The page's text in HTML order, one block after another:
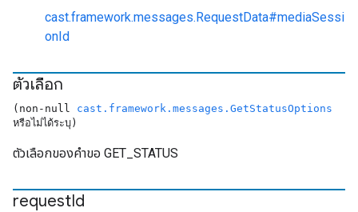
cast.framework.messages.RequestData#mediaSessi
onId
ตัวเลือก
(non-null cast.framework.messages.GetStatusOptions
หรือไม่ได้ระบุ)
ตัวเลือกของคำขอ GET_STATUS
requestId